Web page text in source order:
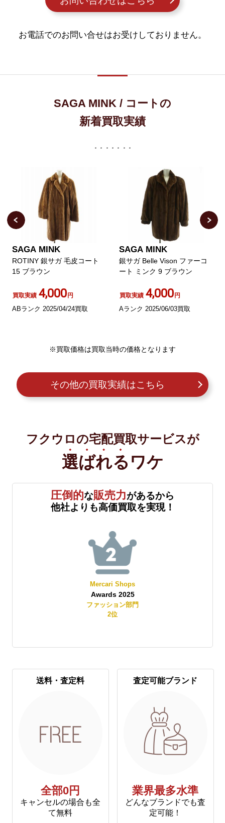
お電話でのお問い合せはお受けしておりません。
SAGA MINK / コートの
新着買取実績
SAGA MINK
銀サガ Belle Vison ファーコ
ート ミンク 9 ブラウン
買取実績 4,000円
Aランク 2025/06/03買取
SAGA MINK
銀サガ 毛皮コート ミドル 長
袖 ダークミンクファー 総裏
買取実績 1,000円
ABランク 2024/12/17買取
※買取価格は買取当時の価格となります
その他の買取実績はこちら
フクウロの宅配買取サービスが
選ばれる ワケ
圧倒的な販売力があるから
他社よりも高価買取を実現！
Mercari Shops
Awards 2025
ファッション部門
2位
送料・査定料
全部0円
キャンセルの場合も全
て無料
査定可能ブランド
業界最多水準
どんなブランドでも査
定可能！